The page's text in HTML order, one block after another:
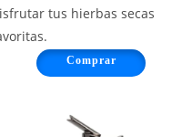
tus hierbas secas
Comprar